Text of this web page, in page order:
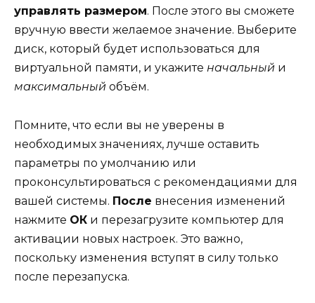
управлять размером. После этого вы сможете
вручную ввести желаемое значение. Выберите
диск, который будет использоваться для
виртуальной памяти, и укажите начальный и
максимальный объём.
Помните, что если вы не уверены в
необходимых значениях, лучше оставить
параметры по умолчанию или
проконсультироваться с рекомендациями для
вашей системы. После внесения изменений
нажмите ОК и перезагрузите компьютер для
активации новых настроек. Это важно,
поскольку изменения вступят в силу только
после перезапуска.